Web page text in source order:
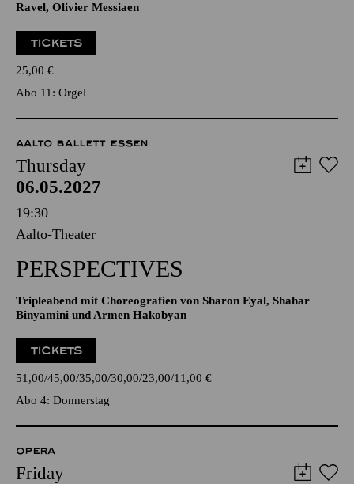
Ravel, Olivier Messiaen
TICKETS
25,00 €
Abo 11: Orgel
AALTO BALLETT ESSEN
Thursday
06.05.2027
19:30
Aalto-Theater
PERSPECTIVES
Tripleabend mit Choreografien von Sharon Eyal, Shahar
Binyamini und Armen Hakobyan
TICKETS
51,00 45,00 35,00 30,00 23,00 11,00 €
Abo 4: Donnerstag
OPERA
Friday